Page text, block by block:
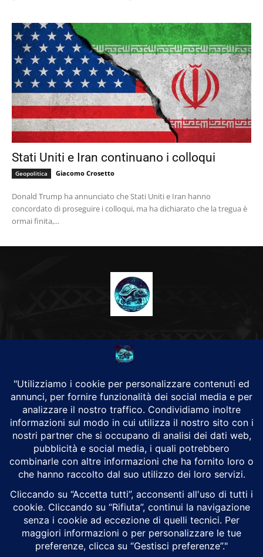
Stati Uniti e Iran continuano i colloqui
Geopolitica Giacomo Crosetto
Donald Trump ha annunciato che Stati Uniti e Iran hanno
concordato di proseguire i colloqui, ma ha dichiarato che la tregua è
ormai finita,...
CHI SIAMO
Alground Geopolitica e Cyberwarfare.
Da una idea di Brunilde Trizio
Alground fa parte del Gruppo Trizio
SEGUICI